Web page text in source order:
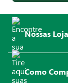
Nossas
Como